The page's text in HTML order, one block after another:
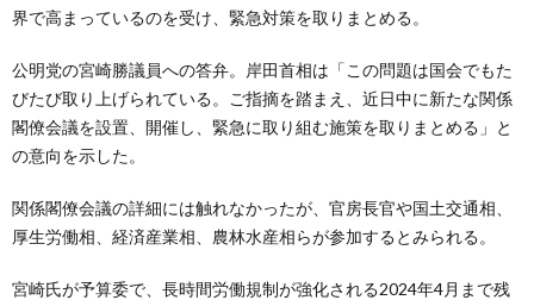
界で高まっているのを受け、緊急対策を取りまとめる。
公明党の宮崎勝議員への答弁。岸田首相は「この問題は国会でもた
びたび取り上げられている。ご指摘を踏まえ、近日中に新たな関係
閣僚会議を設置、開催し、緊急に取り組む施策を取りまとめる」と
の意向を示した。
関係閣僚会議の詳細には触れなかったが、官房長官や国土交通相、
厚生労働相、経済産業相、農林水産相らが参加するとみられる。
宮崎氏が予算委で、長時間労働規制が強化される2024年4月まで残